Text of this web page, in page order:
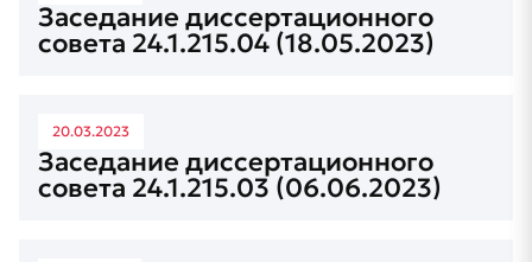
Заседание диссертационного
совета 24.1.215.04 (18.05.2023)
20.03.2023
Заседание диссертационного
совета 24.1.215.03 (06.06.2023)